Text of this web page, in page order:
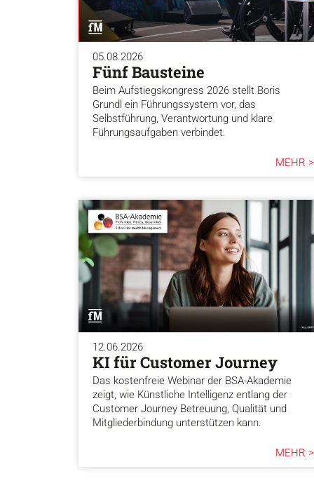
05.08.2026
Fünf Bausteine
Beim Aufstiegskongress 2026 stellt Boris
Grundl ein Führungssystem vor, das
Selbstführung, Verantwortung und klare
Führungsaufgaben verbindet.
MEHR >
12.06.2026
KI für Customer Journey
Das kostenfreie Webinar der BSA-Akademie
zeigt, wie Künstliche Intelligenz entlang der
Customer Journey Betreuung, Qualität und
Mitgliederbindung unterstützen kann.
MEHR >